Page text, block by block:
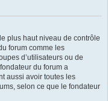
plus haut niveau de contrôle
forum comme les
d’utilisateurs ou de
du forum a
aussi avoir toutes les
selon ce que le fondateur